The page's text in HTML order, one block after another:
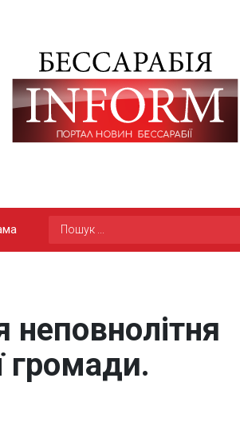
неповнолітня
громади.